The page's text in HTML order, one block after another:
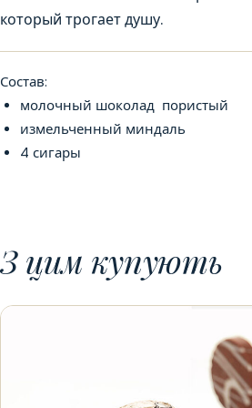
который трогает душу.
Состав:
молочный шоколад пористый
измельченный миндаль
4 сигары
З цим купують